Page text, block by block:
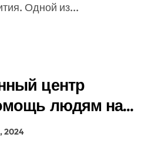
Одной из...
центр
людям на
2024